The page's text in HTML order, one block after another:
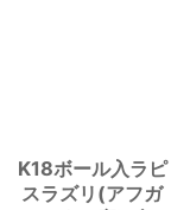
K18ボール入ラピ
スラズリ(アフガ